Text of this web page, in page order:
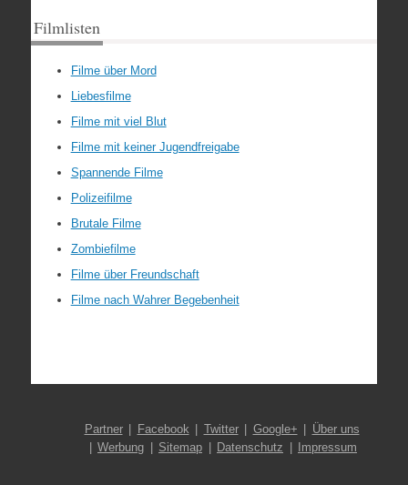
Filmlisten
Filme über Mord
Liebesfilme
Filme mit viel Blut
Filme mit keiner Jugendfreigabe
Spannende Filme
Polizeifilme
Brutale Filme
Zombiefilme
Filme über Freundschaft
Filme nach Wahrer Begebenheit
Partner Facebook Twitter Google+
Über uns
Werbung
Sitemap Datenschutz Impressum